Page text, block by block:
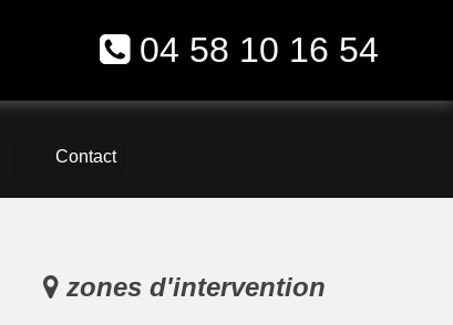
04 58 10 16 54
Contact
zones d'intervention